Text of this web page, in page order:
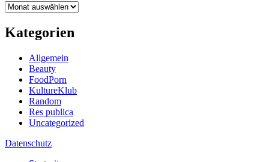
Archiv
Kategorien
Allgemein
Beauty
FoodPorn
KultureKlub
Random
Res publica
Uncategorized
Datenschutz